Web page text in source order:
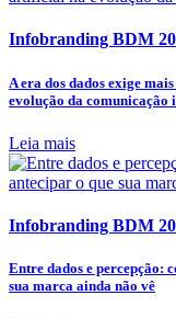
Infobranding BDM
A era dos dados exige
evolução da comunicação
Leia mais
Infobranding BDM
Entre dados e percepção:
sua marca ainda não vê